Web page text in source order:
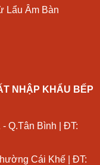
Lẩu Âm Bàn
NHẬP KHẨU BẾP
Q.Tân Bình | ĐT:
Cái Khế | ĐT: